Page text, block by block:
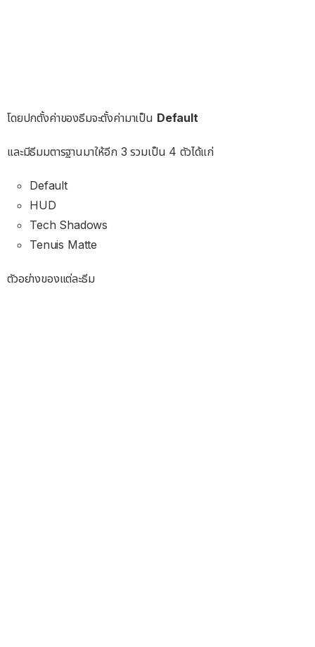
โดยปกตั้งค่าของธีมจะตั้งค่ามาเป็น Default
และมีธีมมตารฐานมาให้อีก 3 รวมเป็น 4 ตัวได้แก่
Default
HUD
Tech Shadows
Tenuis Matte
ตัวอย่างของแต่ละธีม